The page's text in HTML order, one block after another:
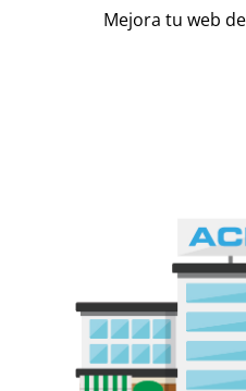
Mejora tu web